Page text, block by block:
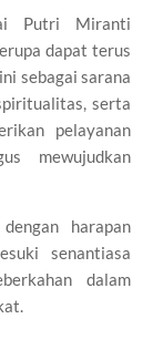
Putri Miranti
dapat terus
sebagai sarana
serta
pelayanan
mewujudkan
harapan
senantiasa
dalam